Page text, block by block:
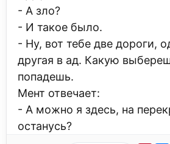
- А зло?
- И такое было.
- Ну, вот тебе две дороги,
другая в ад. Какую
попадешь.
Мент отвечает:
- А можно я здесь, на
останусь?